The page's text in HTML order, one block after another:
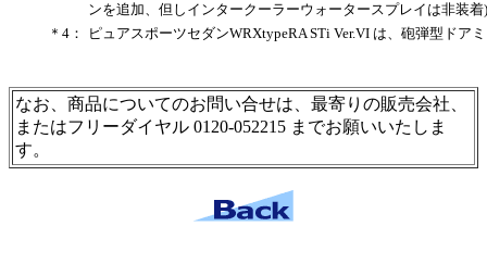
ンを追加、但しインタークーラーウォータースプレイは非装着)
＊4：
ピュアスポーツセダンWRXtypeRA STi Ver.VI は、砲弾型ドア
なお、商品についてのお問い合せは、最寄りの販売会社、
またはフリーダイヤル 0120-052215 までお願いいたしま
す。